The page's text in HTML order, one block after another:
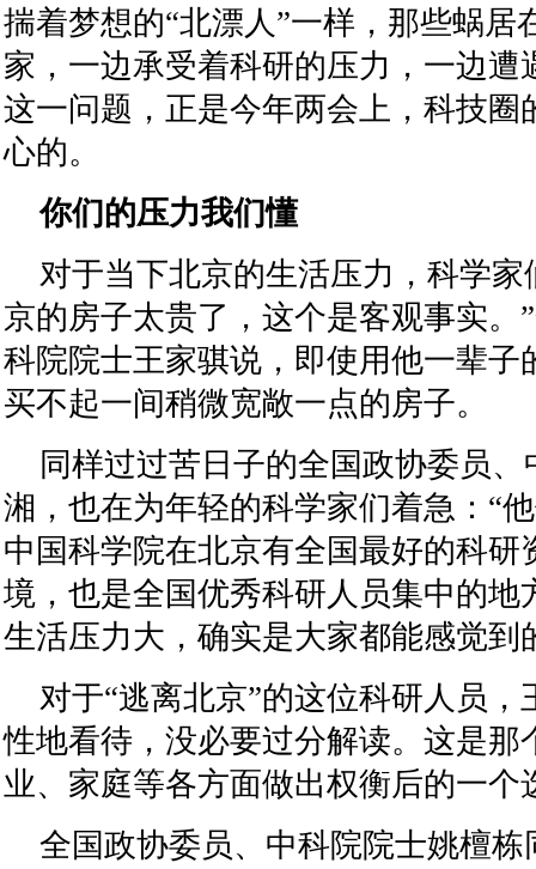
揣着梦想的“北漂人”一样，那些蜗居
家，一边承受着科研的压力，一边遭
这一问题，正是今年两会上，科技圈
心的。
你们的压力我们懂
对于当下北京的生活压力，科学家
京的房子太贵了，这个是客观事实。
科院院士王家骐说，即使用他一辈子
买不起一间稍微宽敞一点的房子。
同样过过苦日子的全国政协委员
湘，也在为年轻的科学家们着急：“
中国科学院在北京有全国最好的科研
境，也是全国优秀科研人员集中的地
生活压力大，确实是大家都能感觉到
对于“逃离北京”的这位科研人员，
性地看待，没必要过分解读。这是那
业、家庭等各方面做出权衡后的一个
全国政协委员、中科院院士姚檀栋